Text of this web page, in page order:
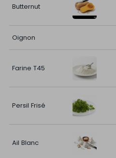
Butternut
Oignon
Farine T45
Persil Frisé
Ail Blanc